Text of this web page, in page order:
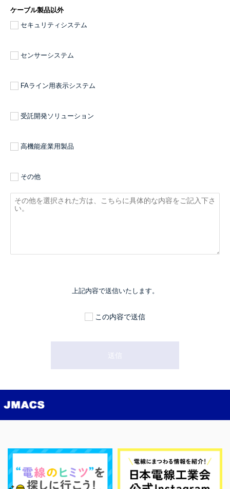
ケーブル製品以外
セキュリティシステム
センサーシステム
FAライン用表示システム
受託開発ソリューション
高機能産業用製品
その他
上記内容で送信いたします。
この内容で送信
送信